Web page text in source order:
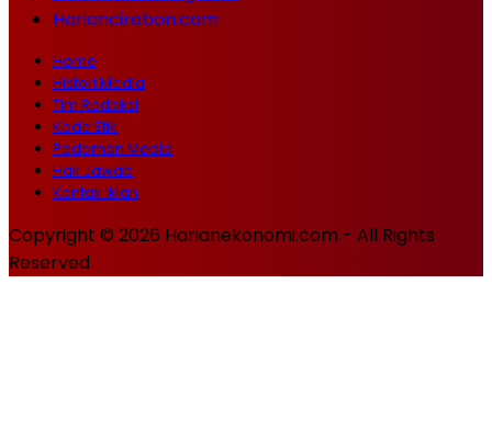
Hariancirebon.com
Home
Histori Media
Tim Redaksi
Kode Etik
Pedoman Media
Hak Jawab
Kontak Iklan
Copyright © 2026 Harianekonomi.com - All Rights
Reserved